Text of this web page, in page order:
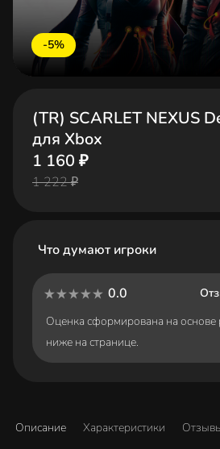
-5%
(TR) SCARLET NEXUS
для Xbox
1 160 ₽
1 222 ₽
Что думают игроки
0.0
Оценка сформирована на
ниже на странице.
Описание Характеристики